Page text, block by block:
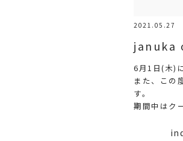
2021.05.27
januka
6月1日(木)
また、この
す。
期間中はク